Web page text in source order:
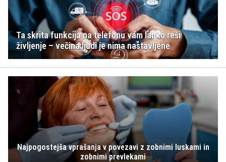
Ta skrita funkcija na telefonu vam lahko reši
življenje – večina ljudi je nima nastavljene
Najpogostejša vprašanja v povezavi z zobnimi luskami in
zobnimi prevlekami